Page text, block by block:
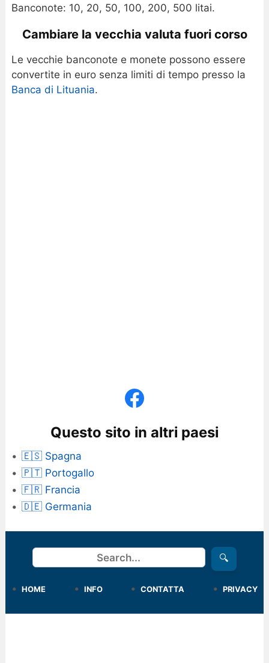
Banconote: 10, 20, 50, 100, 200, 500 litai.
Cambiare la vecchia valuta fuori corso
Le vecchie banconote e monete possono essere
convertite in euro senza limiti di tempo presso la
Banca di Lituania.
Questo sito in altri paesi
🇪🇸 Spagna
🇵🇹 Portogallo
🇫🇷 Francia
🇩🇪 Germania
Cerca 🔍
HOME INFO CONTATTA PRIVACY